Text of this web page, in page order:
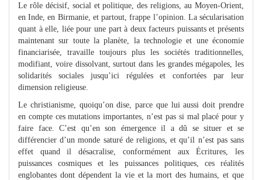
Le rôle décisif, social et politique, des religions, au Moyen-Orient,
en Inde, en Birmanie, et partout, frappe l’opinion. La sécularisation
quant à elle, liée pour une part à deux facteurs puissants et présents
maintenant sur toute la planète, la technologie et une économie
financiarisée, travaille toujours plus les sociétés traditionnelles,
modifiant, voire dissolvant, surtout dans les grandes mégapoles, les
solidarités sociales jusqu’ici régulées et confortées par leur
dimension religieuse.
Le christianisme, quoiqu’on dise, parce que lui aussi doit prendre
en compte ces mutations importantes, n’est pas si mal placé pour y
faire face. C’est qu’en son émergence il a dû se situer et se
différencier d’un monde saturé de religions, et qu’il n’est pas sans
effet quand il désacralise, conformément aux Écritures, les
puissances cosmiques et les puissances politiques, ces réalités
englobantes dont dépendent la vie et la mort des humains, et que